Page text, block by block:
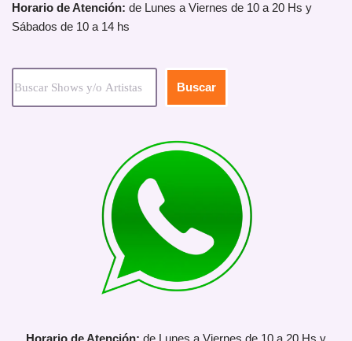
Horario de Atención: de Lunes a Viernes de 10 a 20 Hs y
Sábados de 10 a 14 hs
Buscar